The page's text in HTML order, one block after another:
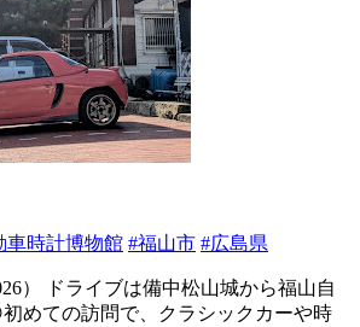
車時計博物館 #福山市 #広島県
） ドライブは備中松山城から福山自
めての訪問で、クラシックカーや時